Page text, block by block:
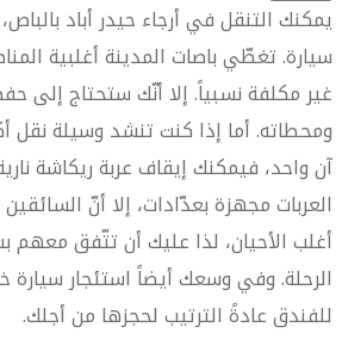
يمكنك التنقل في أرجاء حيدر أباد
سيارة. تغطّي باصات المدينة أغلبية
غير مكلفة نسبياً. إلا أنّك ستحتاج إلى
ومحطاته. أما إذا كنت تنشد وسيلة نقل
آن واحد، فيمكنك إيقاف عربة ريكاشة
العربات مجهزة بعدّادات، إلا أنّ
أغلب الأحيان، لذا عليك أن تتّفق معهم
الرحلة. وفي وسعك أيضاً استئجار
للفندق عادةً الترتيب لحجزها من أجلك.